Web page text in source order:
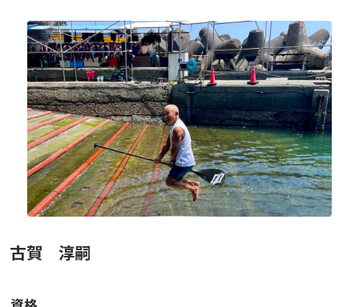
資格取得・協会規約
会員ページ
ドッグサップをはじめよう
ニュース
フォト＆ムービー
古賀 淳嗣